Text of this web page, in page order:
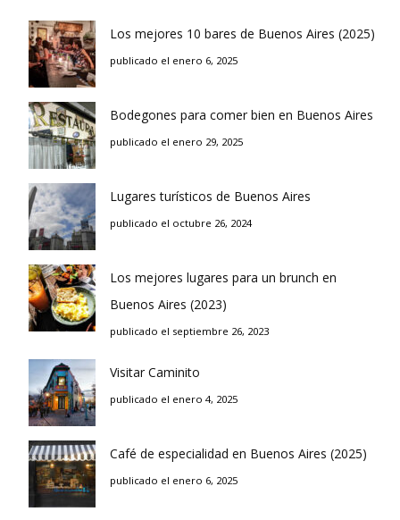
Los mejores 10 bares de Buenos Aires (2025)
publicado el enero 6, 2025
Bodegones para comer bien en Buenos Aires
publicado el enero 29, 2025
Lugares turísticos de Buenos Aires
publicado el octubre 26, 2024
Los mejores lugares para un brunch en
Buenos Aires (2023)
publicado el septiembre 26, 2023
Visitar Caminito
publicado el enero 4, 2025
Café de especialidad en Buenos Aires (2025)
publicado el enero 6, 2025